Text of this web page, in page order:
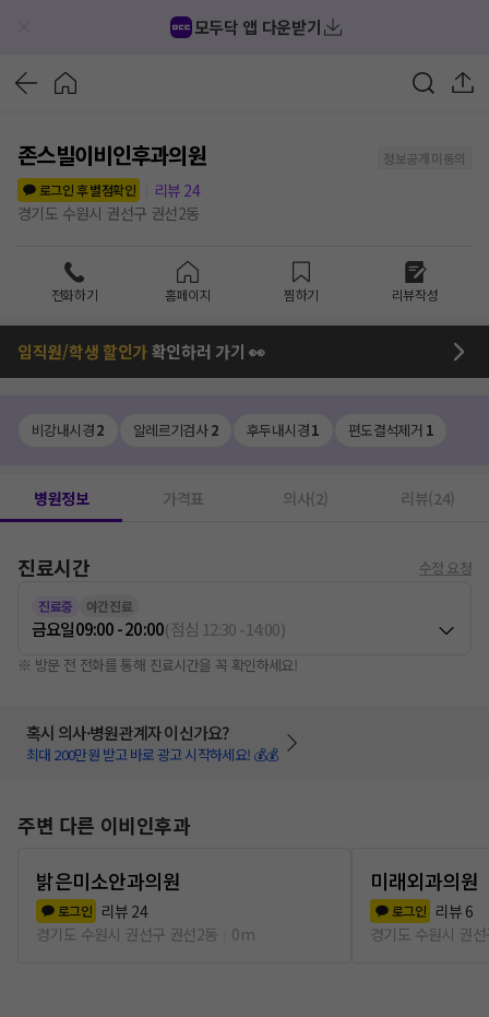
모두닥 앱 다운받기
존스빌이비인후과의원
정보공개 미동의
로그인 후 별점확인
리뷰 24
경기도 수원시 권선구 권선2동
전화하기 홈페이지 찜하기 리뷰작성
임직원/학생 할인가확인하러 가기 👀
비강내시경2 알레르기검사2 후두내시경1 편도결석제거 1
병원정보 가격표 의사(2) 리뷰(24)
진료시간 수정 요청
진료중 야간진료
금요일09:00 - 20:00(점심 12:30-14:00)
※ 방문 전 전화를 통해 진료시간을 꼭 확인하세요!
혹시 의사·병원관계자 이신가요?
최대 200만원 받고 바로 광고 시작하세요! 💰💰
주변 다른 이비인후과
밝은미소안과의원
로그인 리뷰 24
경기도 수원시 권선구 권선2동
0m
미래외과의원
로그인 리뷰 6
경기도 수원시 권